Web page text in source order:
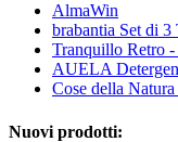
AlmaWin
brabantia Set di 3
Tranquillo Retro -
AUELA
Cose della
Nuovi prodotti: